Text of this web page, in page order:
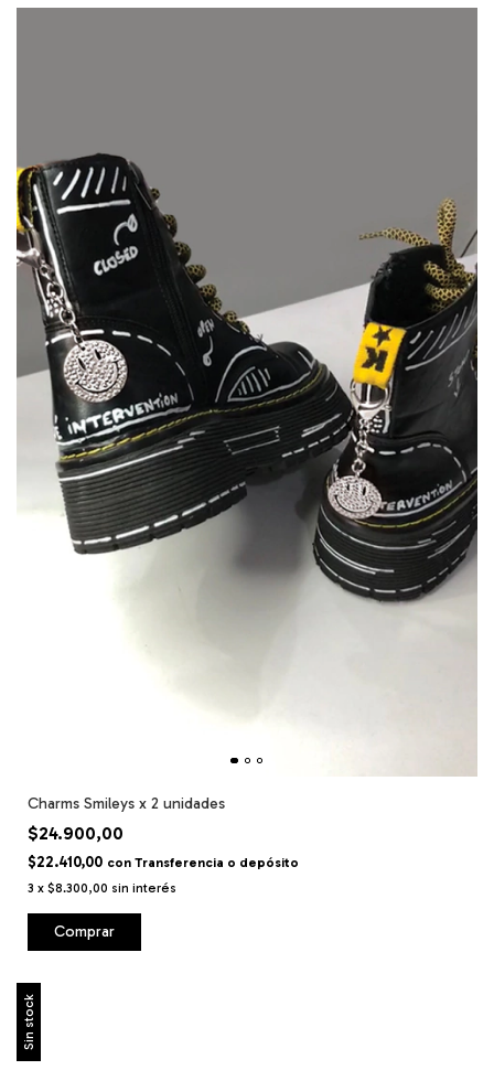
Charms Smileys x 2 unidades
$24.900,00
$22.410,00 con Transferencia o depósito
3 x $8.300,00 sin interés
Sin stock